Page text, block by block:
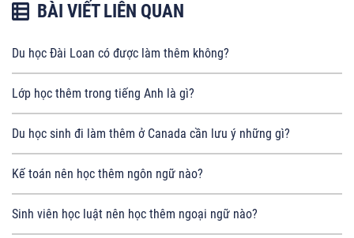
BÀI VIẾT LIÊN QUAN
Du học Đài Loan có được làm thêm không?
Lớp học thêm trong tiếng Anh là gì?
Du học sinh đi làm thêm ở Canada cần lưu ý những gì?
Kế toán nên học thêm ngôn ngữ nào?
Sinh viên học luật nên học thêm ngoại ngữ nào?